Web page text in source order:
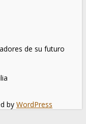
de su futuro
by WordPress